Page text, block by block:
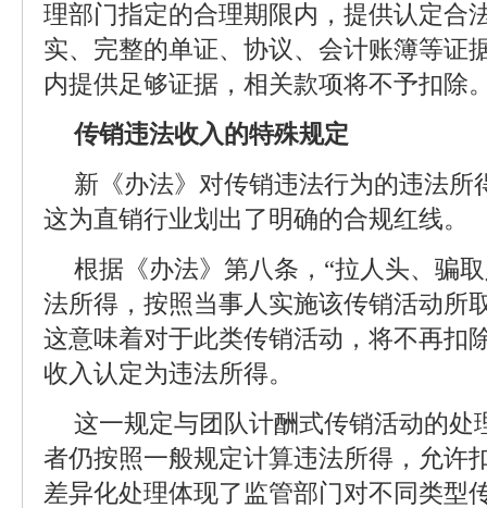
理部门指定的合理期限内，提供认定合
实、完整的单证、协议、会计账簿等证
内提供足够证据，相关款项将不予扣除
传销违法收入的特殊规定
新《办法》对传销违法行为的违法所
这为直销行业划出了明确的合规红线。
根据《办法》第八条，“拉人头、骗
法所得，按照当事人实施该传销活动所
这意味着对于此类传销活动，将不再扣
收入认定为违法所得。
这一规定与团队计酬式传销活动的处
者仍按照一般规定计算违法所得，允许
差异化处理体现了监管部门对不同类型